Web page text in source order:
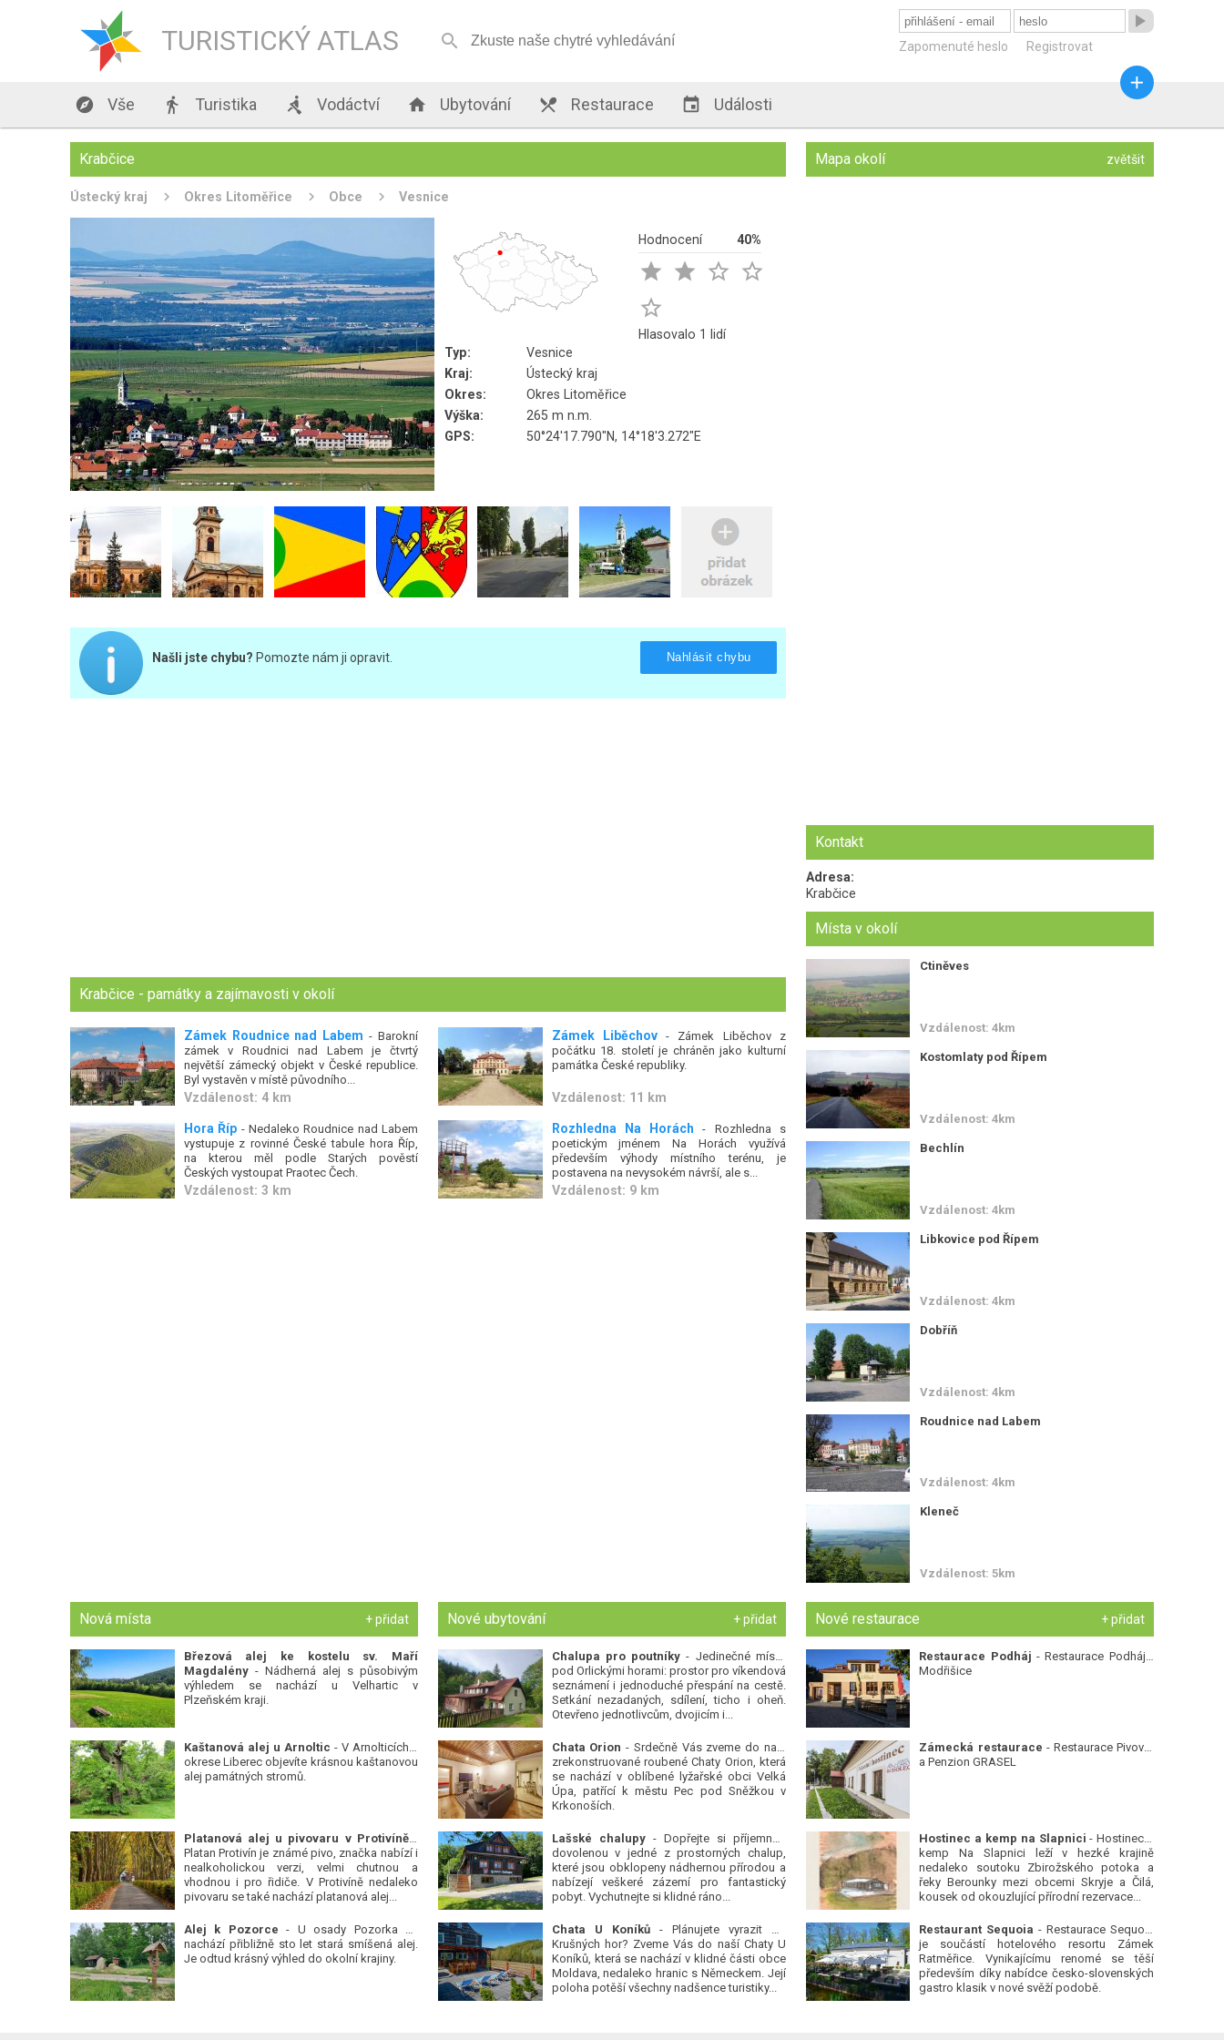
TURISTICKÝ ATLAS 

Zapomenuté heslo Registrovat
 Vše  Turistika  Vodáctví  Ubytování  Restaurace  Události

Krabčice
Ústecký kraj Okres Litoměřice Obce Vesnice
Hodnocení 40%
   

Hlasovalo 1 lidí
Typ:
Vesnice
Kraj:
Ústecký kraj
Okres:
Okres Litoměřice
Výška:
265 m n.m.
GPS:
50°24'17.790"N, 14°18'3.272"E
Našli jste chybu? Pomozte nám ji opravit. Nahlásit chybu
Krabčice - památky a zajímavosti v okolí
Zámek Roudnice nad Labem - Barokní
zámek v Roudnici nad Labem je čtvrtý
největší zámecký objekt v České republice.
Byl vystavěn v místě původního...
Vzdálenost: 4 km
Zámek Liběchov- Zámek Liběchov z
počátku 18. století je chráněn jako kulturní
památka České republiky.
Vzdálenost: 11 km
Hora Říp - Nedaleko Roudnice nad Labem
vystupuje z rovinné České tabule hora Říp,
na kterou měl podle Starých pověstí
Českých vystoupat Praotec Čech.
Vzdálenost: 3 km
Rozhledna Na Horách - Rozhledna s
poetickým jménem Na Horách využívá
především výhody místního terénu, je
postavena na nevysokém návrší, ale s...
Vzdálenost: 9 km
Mapa okolí zvětšit
Kontakt
Adresa:
Krabčice
Místa v okolí
Ctiněves
Vzdálenost: 4km
Kostomlaty pod Řípem
Vzdálenost: 4km
Bechlín
Vzdálenost: 4km
Libkovice pod Řípem
Vzdálenost: 4km
Dobříň
Vzdálenost: 4km
Roudnice nad Labem
Vzdálenost: 4km
Kleneč
Vzdálenost: 5km
Nová místa + přidat
Březová alej ke kostelu sv. Maří
Magdalény- Nádherná alej s působivým
výhledem se nachází u Velhartic v
Plzeňském kraji.
Kaštanová alej u Arnoltic - V Arnolticích v
okrese Liberec objevíte krásnou kaštanovou
alej památných stromů.
Platanová alej u pivovaru v Protivíně
-
Platan Protivín je známé pivo, značka nabízí i
nealkoholickou verzi, velmi chutnou a
vhodnou i pro řidiče. V Protivíně nedaleko
pivovaru se také nachází platanová alej...
Alej k Pozorce - U osady Pozorka se
nachází přibližně sto let stará smíšená alej.
Je odtud krásný výhled do okolní krajiny.
Nové ubytování + přidat
Chalupa pro poutníky - Jedinečné místo
pod Orlickými horami: prostor pro víkendová
seznámení i jednoduché přespání na cestě.
Setkání nezadaných, sdílení, ticho i oheň.
Otevřeno jednotlivcům, dvojicím i...
Chata Orion - Srdečně Vás zveme do naší
zrekonstruované roubené Chaty Orion, která
se nachází v oblíbené lyžařské obci Velká
Úpa, patřící k městu Pec pod Sněžkou v
Krkonoších.
Lašské chalupy- Dopřejte si příjemnou
dovolenou v jedné z prostorných chalup,
které jsou obklopeny nádhernou přírodou a
nabízejí veškeré zázemí pro fantastický
pobyt. Vychutnejte si klidné ráno...
Chata U Koníků- Plánujete vyrazit do
Krušných hor? Zveme Vás do naší Chaty U
Koníků, která se nachází v klidné části obce
Moldava, nedaleko hranic s Německem. Její
poloha potěší všechny nadšence turistiky...
Nové restaurace + přidat
Restaurace Podháj - Restaurace Podháj -
Modřišice
Zámecká restaurace - Restaurace Pivovar
a Penzion GRASEL
Hostinec a kemp na Slapnici - Hostinec a
kemp Na Slapnici leží v hezké krajině
nedaleko soutoku Zbirožského potoka a
řeky Berounky mezi obcemi Skryje a Čilá,
kousek od okouzlující přírodní rezervace...
Restaurant Sequoia - Restaurace Sequoia
je součástí hotelového resortu Zámek
Ratměřice. Vynikajícímu renomé se těší
především díky nabídce česko-slovenských
gastro klasik v nové svěží podobě.